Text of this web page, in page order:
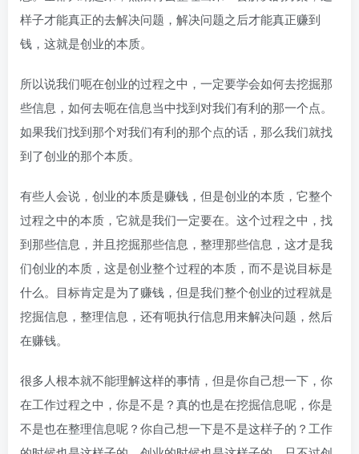
样子才能真正的去解决问题，解决问题之后才能真正赚到
钱，这就是创业的本质。
所以说我们呃在创业的过程之中，一定要学会如何去挖掘那
些信息，如何去呃在信息当中找到对我们有利的那一个点。
如果我们找到那个对我们有利的那个点的话，那么我们就找
到了创业的那个本质。
有些人会说，创业的本质是赚钱，但是创业的本质，它整个
过程之中的本质，它就是我们一定要在。这个过程之中，找
到那些信息，并且挖掘那些信息，整理那些信息，这才是我
们创业的本质，这是创业整个过程的本质，而不是说目标是
什么。目标肯定是为了赚钱，但是我们整个创业的过程就是
挖掘信息，整理信息，还有呃执行信息用来解决问题，然后
在赚钱。
很多人根本就不能理解这样的事情，但是你自己想一下，你
在工作过程之中，你是不是？真的也是在挖掘信息呢，你是
不是也在整理信息呢？你自己想一下是不是这样子的？工作